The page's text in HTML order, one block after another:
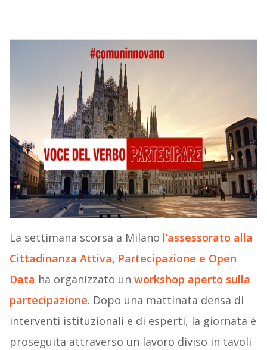
La settimana scorsa a Milano l’assessorato alla
Cittadinanza Attiva, Partecipazione e Open
Data ha organizzato un workshop aperto sulla
partecipazione. Dopo una mattinata densa di
interventi istituzionali e di esperti, la giornata è
proseguita attraverso un lavoro diviso in tavoli